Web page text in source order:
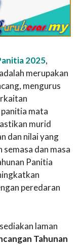
2025,
merupakan
mengurus
mata
murid
dan nilai yang
dan masa
Panitia
peredaran
laman
Tahunan